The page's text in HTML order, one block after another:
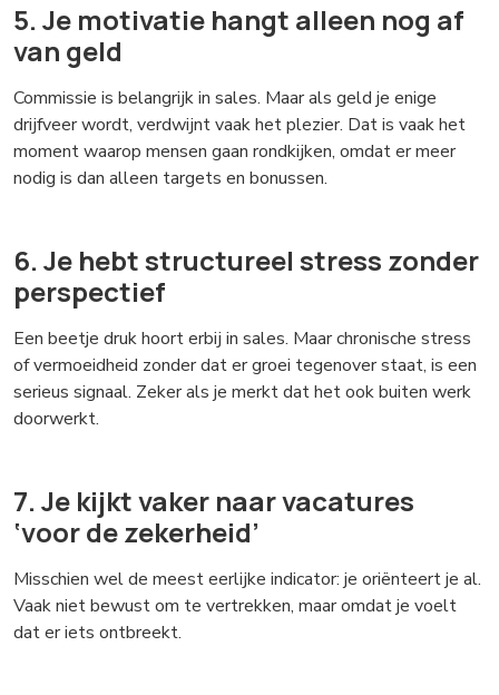
5. Je motivatie hangt alleen nog af
van geld
Commissie is belangrijk in sales. Maar als geld je enige
drijfveer wordt, verdwijnt vaak het plezier. Dat is vaak het
moment waarop mensen gaan rondkijken, omdat er meer
nodig is dan alleen targets en bonussen.
6. Je hebt structureel stress zonder
perspectief
Een beetje druk hoort erbij in sales. Maar chronische stress
of vermoeidheid zonder dat er groei tegenover staat, is een
serieus signaal. Zeker als je merkt dat het ook buiten werk
doorwerkt.
7. Je kijkt vaker naar vacatures
‘voor de zekerheid’
Misschien wel de meest eerlijke indicator: je oriënteert je al.
Vaak niet bewust om te vertrekken, maar omdat je voelt
dat er iets ontbreekt.